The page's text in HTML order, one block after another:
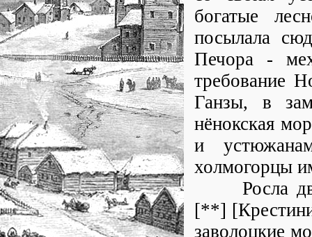
богатые
посылала
Печора -
требование
Ганзы, в
нёнокская
и
холмогорцы
Росла
[**]
заволоцкие